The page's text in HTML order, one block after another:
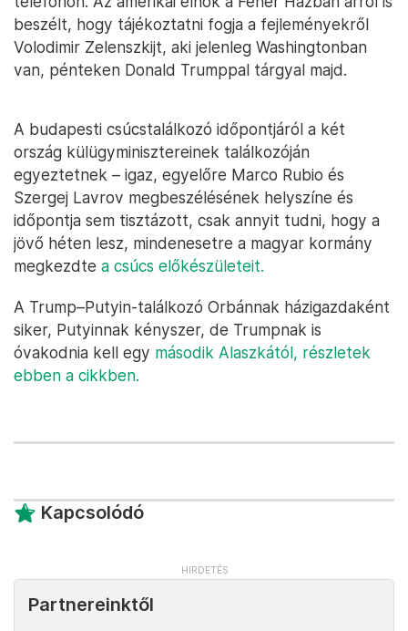
beszélt, hogy tájékoztatni fogja a fejleményekről
Volodimir Zelenszkijt, aki jelenleg Washingtonban
van, pénteken Donald Trumppal tárgyal majd.
A budapesti csúcstalálkozó időpontjáról a két
ország külügyminisztereinek találkozóján
egyeztetnek – igaz, egyelőre Marco Rubio és
Szergej Lavrov megbeszélésének helyszíne és
időpontja sem tisztázott, csak annyit tudni, hogy a
jövő héten lesz, mindenesetre a magyar kormány
megkezdte a csúcs előkészületeit.
A Trump–Putyin-találkozó Orbánnak házigazdaként
siker, Putyinnak kényszer, de Trumpnak is
óvakodnia kell egy második Alaszkától, részletek
ebben a cikkben.
Kapcsolódó
Partnereinktől